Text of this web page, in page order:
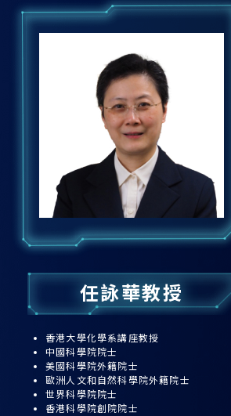
任詠華教授
香港大學化學系講座教授
中國科學院院士
美國科學院外籍院士
歐洲人文和自然科學院外籍院士
世界科學院院士
香港科學院創院院士